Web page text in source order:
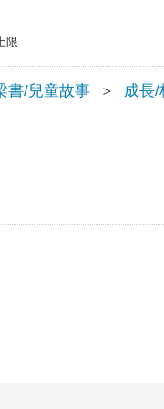
限
書/兒童故事 ＞ 成長/